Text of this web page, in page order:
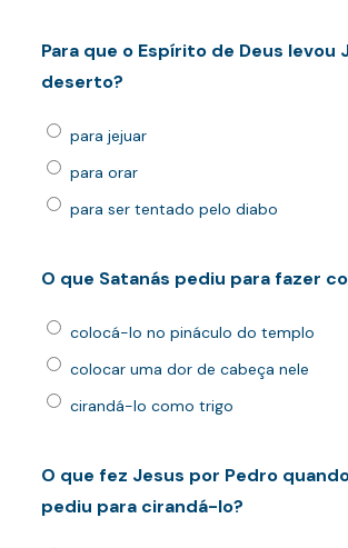
Para que o Espírito de Deus levou
deserto?
para jejuar
para orar
para ser tentado pelo diabo
O que Satanás pediu para fazer
colocá-lo no pináculo do templo
colocar uma dor de cabeça nele
cirandá-lo como trigo
O que fez Jesus por Pedro
pediu para cirandá-lo?